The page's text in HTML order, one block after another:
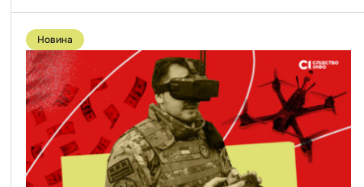
Перейти
публікації
Робив
неякісні
FPV-
дрони
для
українських
військових,
щоб
привласнити
майже
Новина